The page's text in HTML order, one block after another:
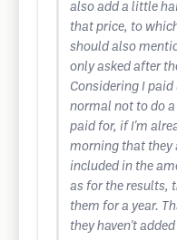
also add a little
that price, to
should also
only asked after
Considering I
normal not to do
paid for, if I'm
morning that they
included in the
as for the results,
them for a year.
they haven't